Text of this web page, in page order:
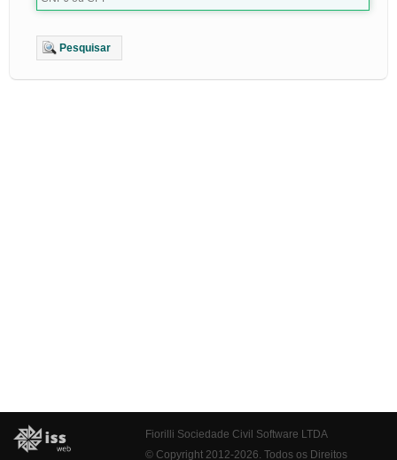
Pesquisar
Fiorilli Sociedade Civil Software LTDA
© Copyright 2012-2026. Todos os Direitos